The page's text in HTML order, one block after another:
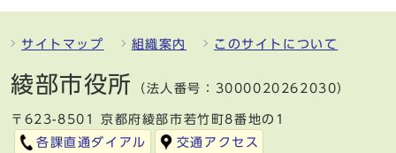
サイトマップ 組織案内 このサイトについて
綾部市役所 （法人番号：3000020262030）
〒623-8501 京都府綾部市若竹町8番地の1
各課直通ダイアル
交通アクセス